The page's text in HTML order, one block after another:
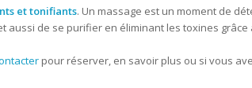
et tonifiants. Un massage est un moment de
de se purifier en éliminant les toxines
pour réserver, en savoir plus ou si vous